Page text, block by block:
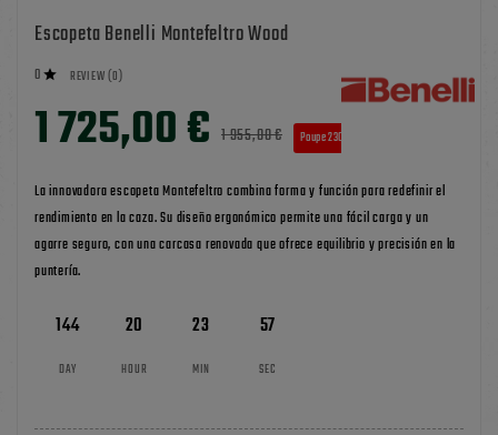
Escopeta Benelli Montefeltro Wood
0  REVIEW (0)
1 725,00 € 1 955,00 € Poupe 230,00 €
La innovadora escopeta Montefeltro combina forma y función para redefinir el
rendimiento en la caza. Su diseño ergonómico permite una fácil carga y un
agarre seguro, con una carcasa renovada que ofrece equilibrio y precisión en la
puntería.
144
DAY
20
HOUR
23
MIN
56
SEC